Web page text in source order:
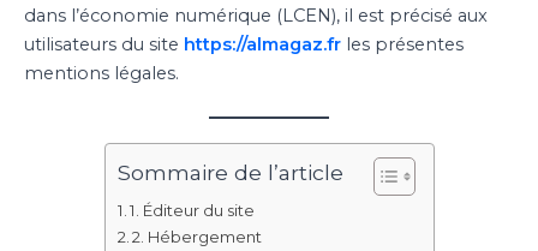
dans l’économie numérique (LCEN), il est précisé aux
utilisateurs du site https://almagaz.fr les présentes
mentions légales.
Sommaire de l’article
1. Éditeur du site
2. Hébergement